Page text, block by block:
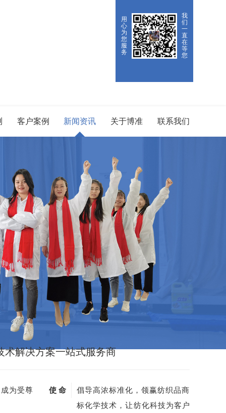
用
心
为
您
服
务
我
们
一
直
在
等
您
客户案例 新闻资讯 关于博准 联系我们
术解决方案一站式服务商
为受尊 使 命
倡导高浓标准化，领赢纺织品商
标化学技术，让纺化科技为客户